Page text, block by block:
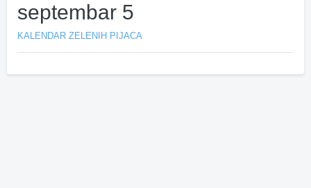
septembar 5
KALENDAR ZELENIH PIJACA